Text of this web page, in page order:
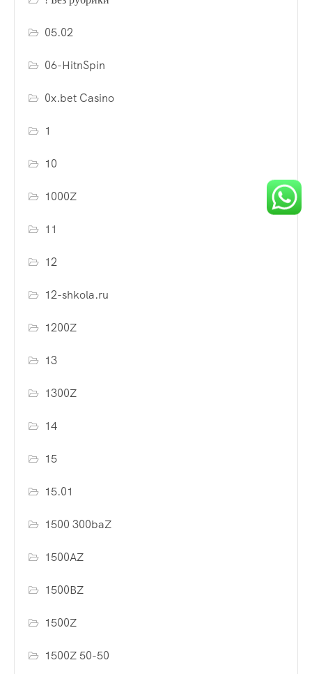
05.02
06-HitnSpin
0x.bet Casino
1
10
1000Z
11
12
12-shkola.ru
1200Z
13
1300Z
14
15
15.01
1500 300baZ
1500AZ
1500BZ
1500Z
1500Z 50-50